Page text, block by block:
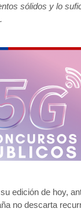
sólidos y lo
edición de hoy,
no descarta